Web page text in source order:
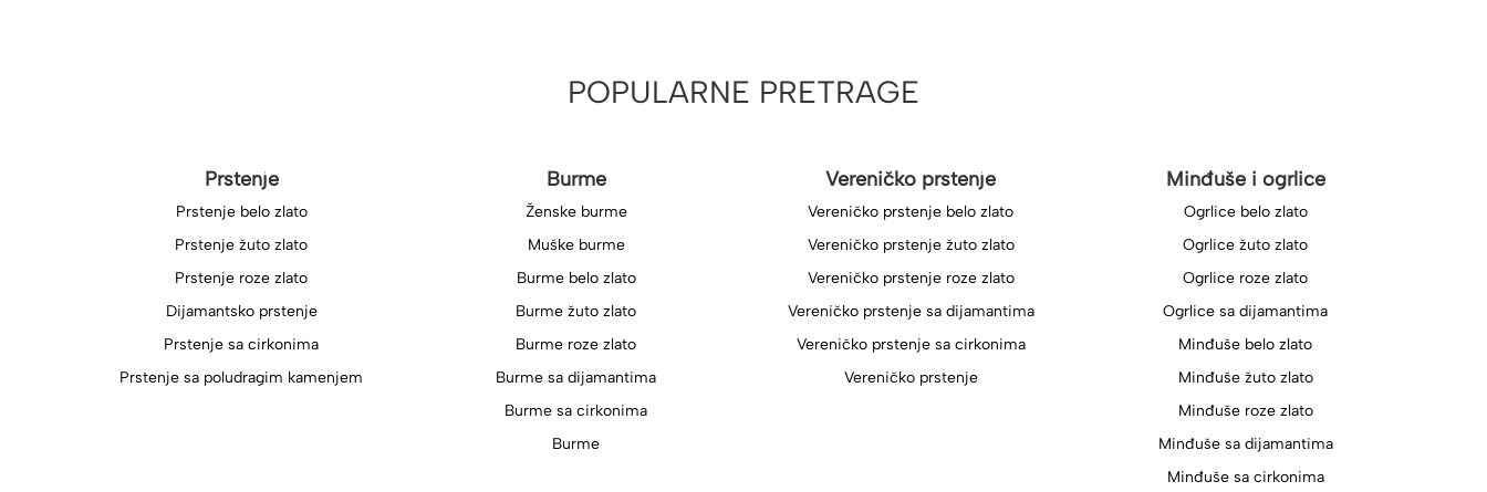
POPULARNE PRETRAGE
Prstenje
Prstenje belo zlato
Prstenje žuto zlato
Prstenje roze zlato
Dijamantsko prstenje
Prstenje sa cirkonima
Prstenje sa poludragim kamenjem
Burme
Ženske burme
Muške burme
Burme belo zlato
Burme žuto zlato
Burme roze zlato
Burme sa dijamantima
Burme sa cirkonima
Burme
Vereničko prstenje
Vereničko prstenje belo zlato
Vereničko prstenje žuto zlato
Vereničko prstenje roze zlato
Vereničko prstenje sa dijamantima
Vereničko prstenje sa cirkonima
Vereničko prstenje
Minđuše i ogrlice
Ogrlice belo zlato
Ogrlice žuto zlato
Ogrlice roze zlato
Ogrlice sa dijamantima
Minđuše belo zlato
Minđuše žuto zlato
Minđuše roze zlato
Minđuše sa dijamantima
Minđuše sa cirkonima